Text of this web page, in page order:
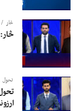
څار
تحول